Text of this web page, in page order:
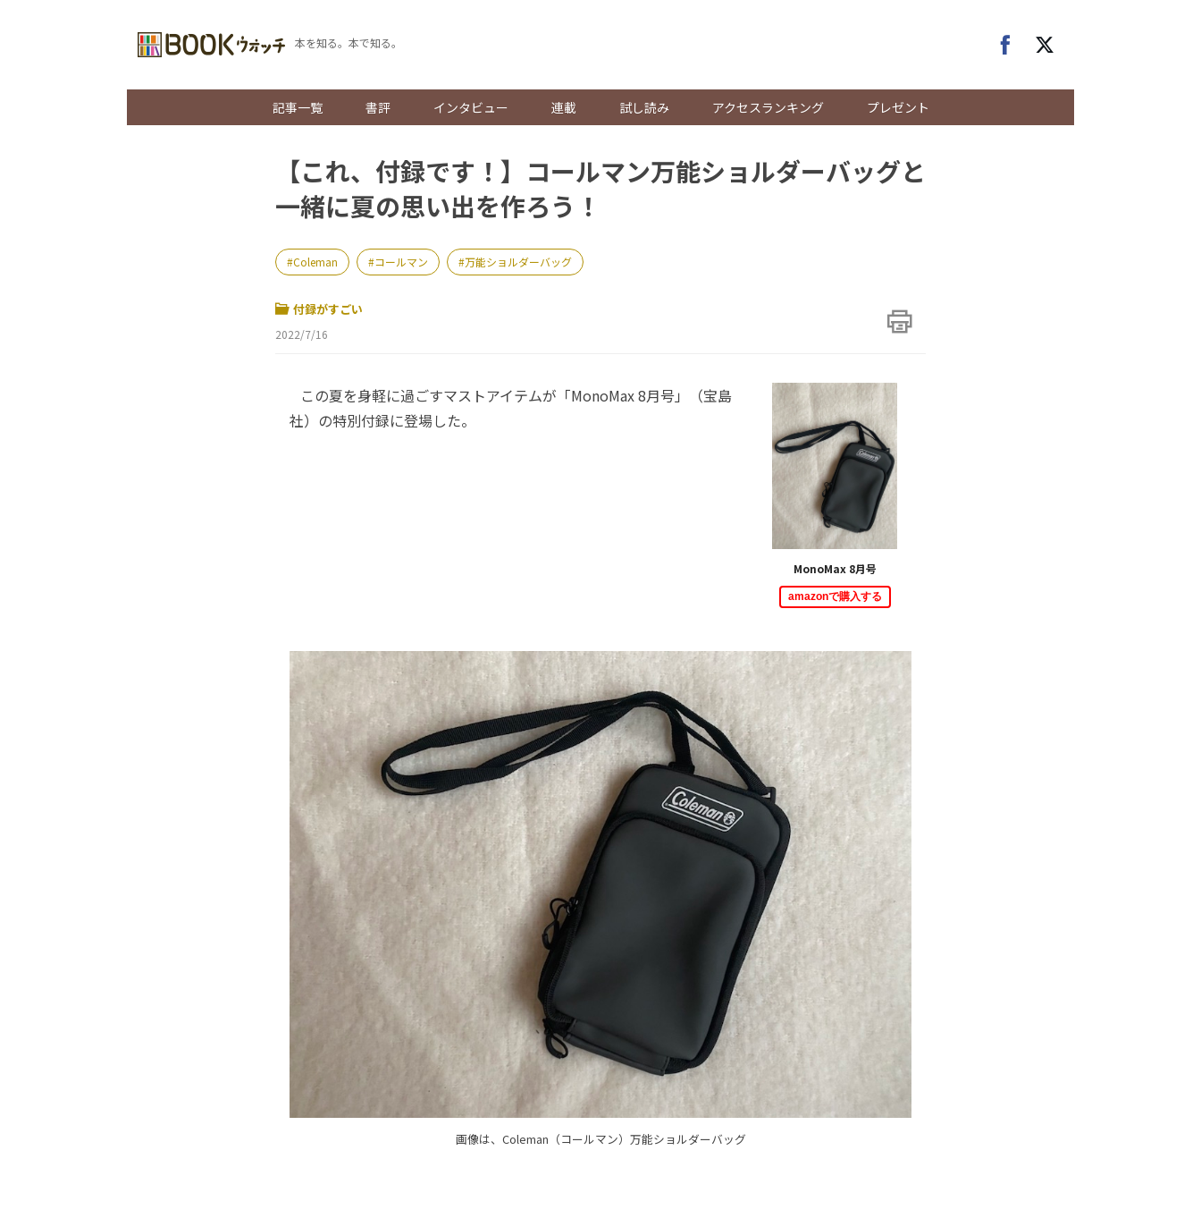
本を知る。本で知る。
記事一覧 書評 インタビュー 連載 試し読み アクセスランキング プレゼント
【これ、付録です！】コールマン万能ショルダーバッグと
一緒に夏の思い出を作ろう！
Coleman コールマン 万能ショルダーバッグ
付録がすごい
2022/7/16
MonoMax 8月号
amazonで購入する
この夏を身軽に過ごすマストアイテムが「MonoMax 8月号」（宝島
社）の特別付録に登場した。
画像は、Coleman（コールマン）万能ショルダーバッグ